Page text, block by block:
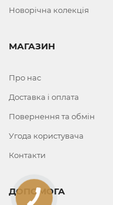
Новорічна колекція
МАГАЗИН
Про нас
Доставка і оплата
Повернення та обмін
Угода користувача
Контакти
ДОПОМОГА